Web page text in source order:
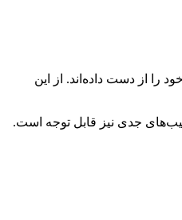
از ابتدای اسفند تا روز گذشته اشاره کرد و گفت: تاکنون ۴۵۸ نفر دچار حادثه شده‌اند که متأسفانه ۶ نفر جان خود را از دست داده‌اند. از این